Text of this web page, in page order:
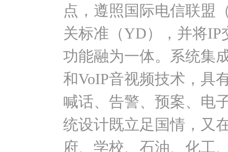
点，遵照国际电信联盟
关标准（YD），并将
功能融为一体。系统集
和VoIP音视频技术，具
喊话、告警、预案、电
统设计既立足国情，又
府、学校、石油、化工